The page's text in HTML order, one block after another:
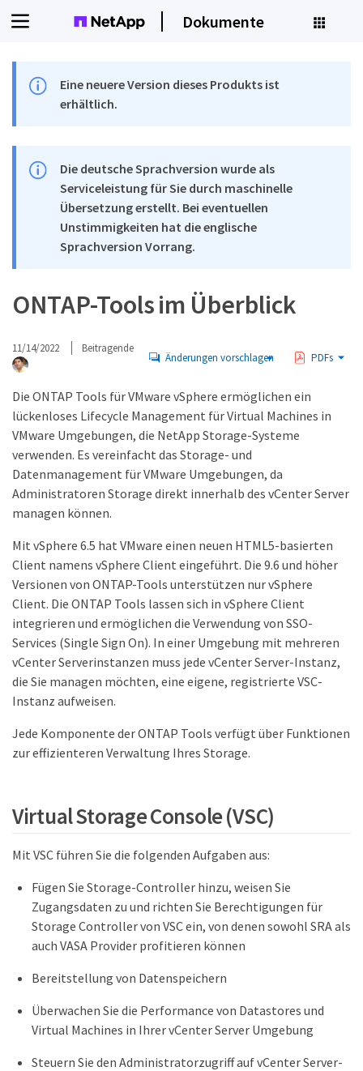
Dokumente
Eine neuere Version dieses Produkts ist
erhältlich.
Die deutsche Sprachversion wurde als
Serviceleistung für Sie durch maschinelle
Übersetzung erstellt. Bei eventuellen
Unstimmigkeiten hat die englische
Sprachversion Vorrang.
ONTAP-Tools im Überblick
11/14/2022 Beitragende
Änderungen vorschlagen PDFs
Die ONTAP Tools für VMware vSphere ermöglichen ein
lückenloses Lifecycle Management für Virtual Machines in
VMware Umgebungen, die NetApp Storage-Systeme
verwenden. Es vereinfacht das Storage- und
Datenmanagement für VMware Umgebungen, da
Administratoren Storage direkt innerhalb des vCenter Server
managen können.
Mit vSphere 6.5 hat VMware einen neuen HTML5-basierten
Client namens vSphere Client eingeführt. Die 9.6 und höher
Versionen von ONTAP-Tools unterstützen nur vSphere
Client. Die ONTAP Tools lassen sich in vSphere Client
integrieren und ermöglichen die Verwendung von SSO-
Services (Single Sign On). In einer Umgebung mit mehreren
vCenter Serverinstanzen muss jede vCenter Server-Instanz,
die Sie managen möchten, eine eigene, registrierte VSC-
Instanz aufweisen.
Jede Komponente der ONTAP Tools verfügt über Funktionen
zur effizienteren Verwaltung Ihres Storage.
Virtual Storage Console (VSC)
Mit VSC führen Sie die folgenden Aufgaben aus:
Fügen Sie Storage-Controller hinzu, weisen Sie
Zugangsdaten zu und richten Sie Berechtigungen für
Storage Controller von VSC ein, von denen sowohl SRA als
auch VASA Provider profitieren können
Bereitstellung von Datenspeichern
Überwachen Sie die Performance von Datastores und
Virtual Machines in Ihrer vCenter Server Umgebung
Steuern Sie den Administratorzugriff auf vCenter Server-